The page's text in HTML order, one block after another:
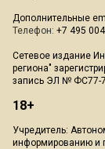
Дополнительные
Телефон: +7 495
Сетевое издание
региона"
запись ЭЛ № ФС77-
18+
Учредитель:
информированию и